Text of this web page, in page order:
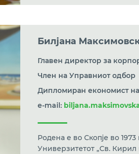
Билјана
Главен директор за
Член на Управниот одбор
Дипломиран економист
e-mail:
Родена е во Скопје во
Универзитетот „Св. Кирил